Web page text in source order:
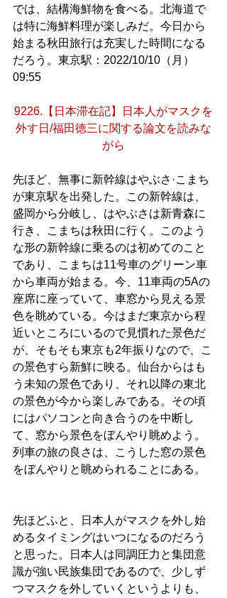
では、結構海鮮物を食べる。北海道で
は特に海鮮料理が楽しみだ。今日から
始まる秋田旅行は充実した時間になる
だろう。東京駅：2022/10/10（月）
09:55
9226.【日本滞在記】日本人がマスクを
外す日/福田徳三に関する論文を読みな
がら
先ほど、無事に新幹線はやぶさ·こまち
が東京駅を出発した。この新幹線は、
盛岡から分岐し、はやぶさは新青森に
行き、こまちは秋田に行く。このよう
な形の新幹線に乗るのは初めてのこと
であり、こまちは11号車のグリーン車
から車両が始まる。今、11車両の5Aの
座席に座っていて、車窓から見える景
色を眺めている。今はまだ東京から程
近いところにいるので見慣れた景色だ
が、そもそも東京も2年振りなので、こ
の景色すら新鮮に映る。仙台からはも
う未知の景色であり、それ以降の東北
の景色が今から楽しみである。その頃
にはパソコンと向き合うのを中断し
て、窓から景色をぼんやり眺めよう。
列車の旅の良さは、こうした窓の景色
をぼんやりと眺められることにある。
先ほどふと、日本人がマスクを外し始
めるタイミングはいつになるのだろう
と思った。日本人は同調圧力と集団意
識が強い民族集団であるので、少しず
つマスクを外していくというよりも、